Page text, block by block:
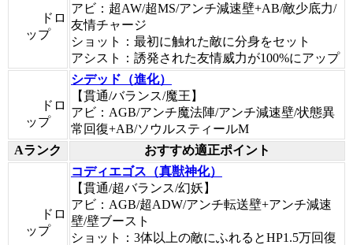
ドロ
ップ
アビ：超AW/超MS/アンチ減速壁+AB/敵少底力/
友情チャージ
ショット：最初に触れた敵に分身をセット
アシスト：誘発された友情威力が100%にアップ
ドロ
ップ
シデッド（進化）
【貫通/バランス/魔王】
アビ：AGB/アンチ魔法陣/アンチ減速壁/状態異
常回復+AB/ソウルスティールM
Aランク
おすすめ適正ポイント
ドロ
ップ
コディエゴス（真獣神化）
【貫通/超バランス/幻妖】
アビ：AGB/超ADW/アンチ転送壁+アンチ減速
壁/壁ブースト
ショット：3体以上の敵にふれるとHP1.5万回復